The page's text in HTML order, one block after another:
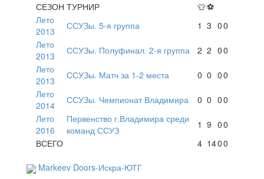
СЕЗОН ТУРНИР 👕⚽
Лето
2013
ССУЗы. 5-я группа 1 3 00
Лето
2013
ССУЗы. Полуфинал. 2-я группа 2 2 00
Лето
2013
ССУЗы. Матч за 1-2 места 0 0 00
Лето
2014
ССУЗы. Чемпионат Владимира 0 0 00
Лето
2016
Первенство г.Владимира среди
команд ССУЗ
1 9 00
ВСЕГО
4 1400
Markeev Doors-Искра-ЮТГ